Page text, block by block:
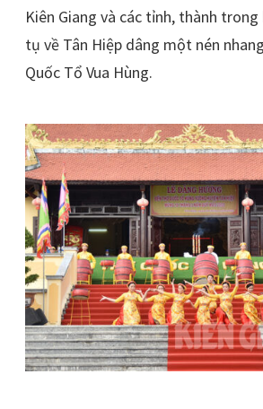
Kiên Giang và các tỉnh, thành
tụ về Tân Hiệp dâng một nén
Quốc Tổ Vua Hùng.